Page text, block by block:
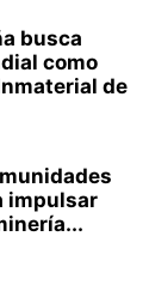
busca
como
de
impulsar